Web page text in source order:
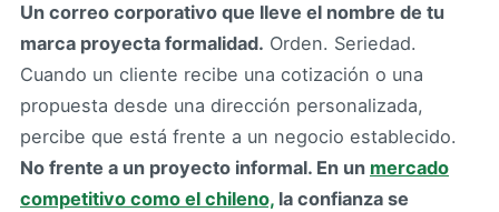
Un correo corporativo que lleve el nombre de tu
marca proyecta formalidad. Orden. Seriedad.
Cuando un cliente recibe una cotización o una
propuesta desde una dirección personalizada,
percibe que está frente a un negocio establecido.
No frente a un proyecto informal. En un mercado
competitivo como el chileno, la confianza se